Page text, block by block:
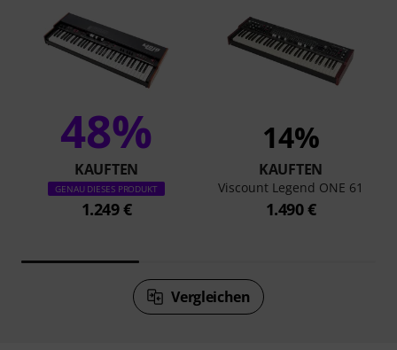
48%
KAUFTEN
GENAU DIESES PRODUKT
1.249 €
14%
KAUFTEN
Viscount Legend ONE 61
1.490 €
Vergleichen